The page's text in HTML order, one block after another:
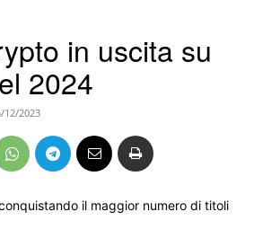
in uscita su
2024
12/2023
il maggior numero di titoli